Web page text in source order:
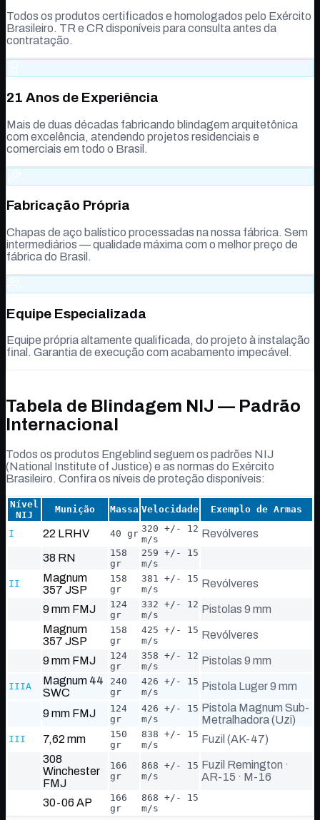
Todos os produtos certificados e homologados pelo Exército
Brasileiro. TR e CR disponíveis para consulta antes da
contratação.
21 Anos de Experiência
Mais de duas décadas fabricando blindagem arquitetônica
com excelência, atendendo projetos residenciais e
comerciais em todo o Brasil.
Fabricação Própria
Chapas de aço balístico processadas na nossa fábrica. Sem
intermediários — qualidade máxima com o melhor preço de
fábrica do Brasil.
Equipe Especializada
Equipe própria altamente qualificada, do projeto à instalação
final. Garantia de execução com acabamento impecável.
Tabela de Blindagem NIJ — Padrão
Internacional
Todos os produtos Engeblind seguem os padrões NIJ
(National Institute of Justice) e as normas do Exército
Brasileiro. Confira os níveis de proteção disponíveis:
Nível
NIJ
Munição Massa Velocidade Exemplo de Armas
I 22 LRHV 40 gr 320 +/- 12
m/s
Revólveres
38 RN
158
gr
259 +/- 15
m/s
II
Magnum
357 JSP
158
gr
381 +/- 15
m/s
Revólveres
9 mm FMJ
124
gr
332 +/- 12
m/s
Pistolas 9 mm
Magnum
357 JSP
158
gr
425 +/- 15
m/s
Revólveres
9 mm FMJ
124
gr
358 +/- 12
m/s
Pistolas 9 mm
IIIA
Magnum 44
SWC
240
gr
426 +/- 15
m/s
Pistola Luger 9 mm
9 mm FMJ
124
gr
426 +/- 15
m/s
Pistola Magnum Sub-
Metralhadora (Uzi)
III 7,62 mm
150
gr
838 +/- 15
m/s
Fuzil (AK-47)
308
Winchester
FMJ
166
gr
868 +/- 15
m/s
Fuzil Remington ·
AR-15 · M-16
30-06 AP
166
gr
868 +/- 15
m/s